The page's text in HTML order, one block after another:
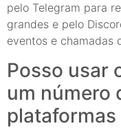
pelo Telegram para
grandes e pelo
eventos e chamadas
Posso usar
um número